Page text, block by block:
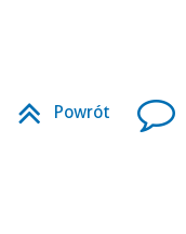
Powrót